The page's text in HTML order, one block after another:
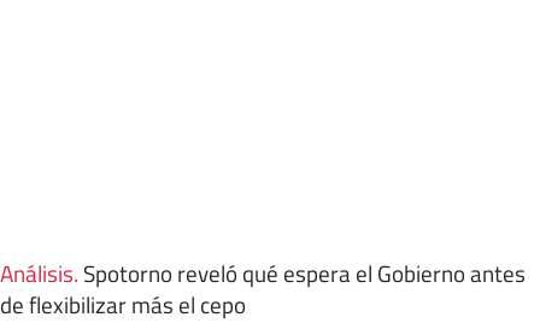
Análisis. Spotorno reveló qué espera el Gobierno antes
de flexibilizar más el cepo